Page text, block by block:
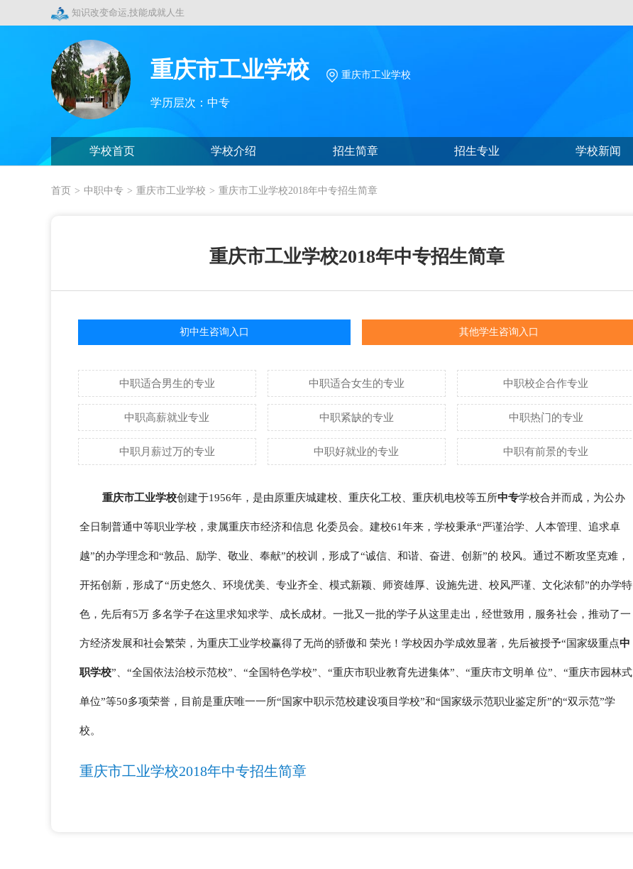
知识改变命运,技能成就人生
重庆市工业学校 重庆市工业学校
学历层次：中专
学校首页 学校介绍 招生简章 招生专业 学校新闻
首页 > 中职中专 > 重庆市工业学校 > 重庆市工业学校2018年中专招生简章
重庆市工业学校2018年中专招生简章
初中生咨询入口 其他学生咨询入口
中职适合男生的专业 中职适合女生的专业 中职校企合作专业
中职高薪就业专业 中职紧缺的专业 中职热门的专业
中职月薪过万的专业 中职好就业的专业 中职有前景的专业
重庆市工业学校创建于1956年，是由原重庆城建校、重庆化工校、重庆机电校等五所中专学校合并而成，为公办
全日制普通中等职业学校，隶属重庆市经济和信息 化委员会。建校61年来，学校秉承“严谨治学、人本管理、追求卓
越”的办学理念和“敦品、励学、敬业、奉献”的校训，形成了“诚信、和谐、奋进、创新”的 校风。通过不断攻坚克难，
开拓创新，形成了“历史悠久、环境优美、专业齐全、模式新颖、师资雄厚、设施先进、校风严谨、文化浓郁”的办学特
色，先后有5万 多名学子在这里求知求学、成长成材。一批又一批的学子从这里走出，经世致用，服务社会，推动了一
方经济发展和社会繁荣，为重庆工业学校赢得了无尚的骄傲和 荣光！学校因办学成效显著，先后被授予“国家级重点中
职学校”、“全国依法治校示范校”、“全国特色学校”、“重庆市职业教育先进集体”、“重庆市文明单 位”、“重庆市园林式
单位”等50多项荣誉，目前是重庆唯一一所“国家中职示范校建设项目学校”和“国家级示范职业鉴定所”的“双示范”学
校。
重庆市工业学校2018年中专招生简章